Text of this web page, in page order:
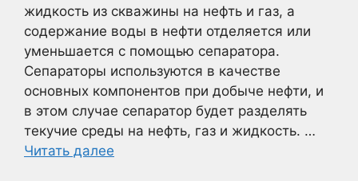
жидкость из скважины на нефть и газ, а
содержание воды в нефти отделяется или
уменьшается с помощью сепаратора.
Сепараторы используются в качестве
основных компонентов при добыче нефти, и
в этом случае сепаратор будет разделять
текучие среды на нефть, газ и жидкость. …
Читать далее